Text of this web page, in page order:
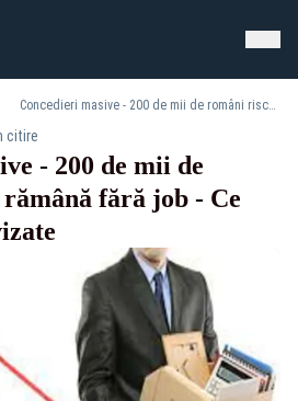
Concedieri masive - 200 de mii de români riscă să rămână fără job - Ce companii sunt vizate
citire
- 200 de mii de
fără job - Ce